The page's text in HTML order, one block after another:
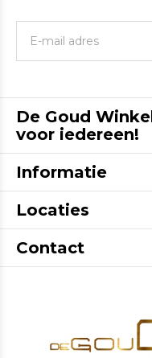
De Goud
voor iedereen!
Informatie
Locaties
Contact